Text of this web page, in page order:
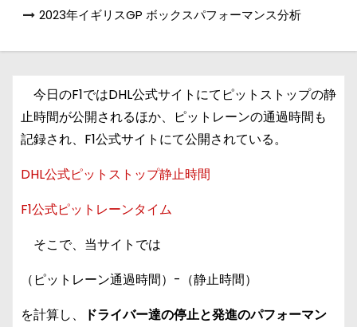
2023年イギリスGP ボックスパフォーマンス分析
今日のF1ではDHL公式サイトにてピットストップの静
止時間が公開されるほか、ピットレーンの通過時間も
記録され、F1公式サイトにて公開されている。
DHL公式ピットストップ静止時間
F1公式ピットレーンタイム
そこで、当サイトでは
（ピットレーン通過時間）-（静止時間）
を計算し、
ドライバー達の停止と発進のパフォーマン